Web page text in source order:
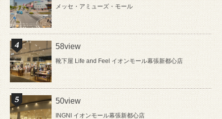
メッセ・アミューズ・モール
58view
靴下屋 Life and Feel イオンモール幕張新都心店
50view
INGNI イオンモール幕張新都心店